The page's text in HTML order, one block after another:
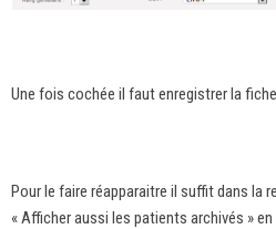
Une fois cochée il faut enregistrer la
Pour le faire réapparaitre il suffit dans la
« Afficher aussi les patients archivés »